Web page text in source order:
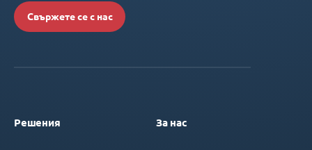
Свържете се с нас
Решения За нас